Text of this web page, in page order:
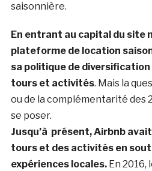
saisonnière.
En entrant au capital du site
plateforme de location
sa politique de diversification
tours et activités. Mais la
ou de la complémentarité des
se poser.
Jusqu’à présent, Airbnb
tours et des activités en
expériences locales.En 2016,